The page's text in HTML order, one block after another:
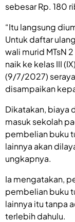
sebesar Rp. 180
“Itu langsung
Untuk daftar
wali murid MTsN
naik ke kelas III
(9/7/2027)
disampaikan
Dikatakan, biaya
masuk sekolah
pembelian buku
lainnya akan
ungkapnya.
Ia mengatakan,
pembelian buku
lainnya itu tanpa
terlebih dahulu.